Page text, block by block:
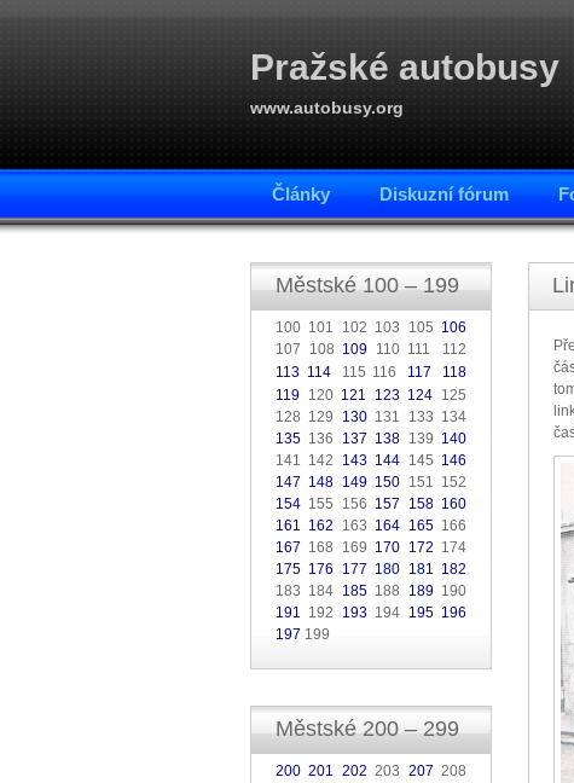
Pražské autobusy
www.autobusy.org
Články Diskuzní fórum
Městské 100 – 199
100 101 102 103 105 106
107 108 109 110 111
112
113 114. 115 116 117
118
119 120 121 123 124 125
128 129 130131 133 134
135 136 137 138 139 140
141 142 143 144 145 146
147 148 149 150 151 152
154 155 156 157 158 160
161 162 163 164 165166
167 168 169 170 172 174
175 176 177 180 181 182
183 184 185188 189190
191 192 193194 195 196
197 199
Městské 200 – 299
200 201 202 203 207 208